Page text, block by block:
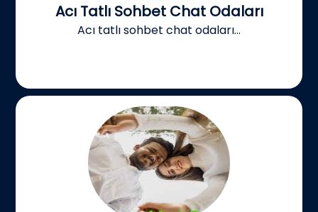
Acı Tatlı Sohbet Chat Odaları
Acı tatlı sohbet chat odaları...